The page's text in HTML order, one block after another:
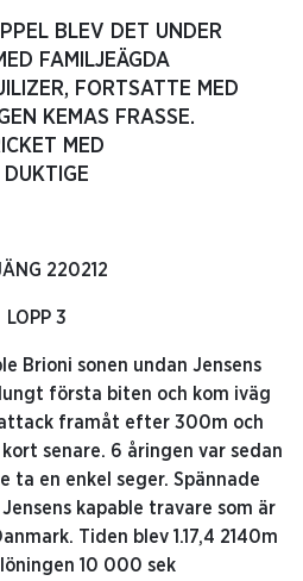
BLEV DET UNDER
FAMILJEÄGDA
FORTSATTE MED
KEMAS FRASSE.
MED
220212
LOPP 3
Brioni sonen undan Jensens
första biten och kom iväg
framåt efter 300m och
senare. 6 åringen var sedan
ta en enkel seger. Spännade
kapable travare som är
Tiden blev 1.17,4 2140m
10 000 sek